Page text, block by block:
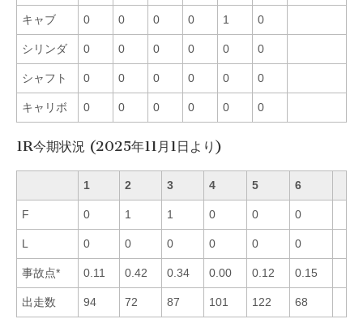
キャブ 0 0 0 0 1 0
シリンダ 0 0 0 0 0 0
シャフト 0 0 0 0 0 0
キャリボ 0 0 0 0 0 0
1R今期状況 (2025年11月1日より)
1 2 3 4 5 6
F 0 1 1 0 0 0
L 0 0 0 0 0 0
事故点* 0.11 0.42 0.34 0.00 0.12 0.15
出走数 94 72 87 101 122 68